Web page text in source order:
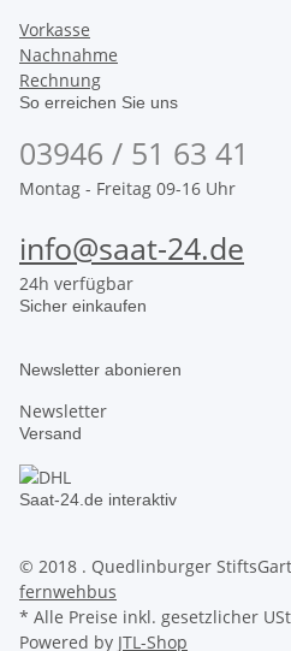
Vorkasse
Nachnahme
Rechnung
So erreichen Sie uns
03946 / 51 63 41
Montag - Freitag 09-16 Uhr
info@saat-24.de
24h verfügbar
Sicher einkaufen
Newsletter abonieren
Newsletter
Versand
Saat-24.de interaktiv
© 2018 . Quedlinburger
fernwehbus
* Alle Preise inkl. gesetzlicher
Powered by JTL-Shop